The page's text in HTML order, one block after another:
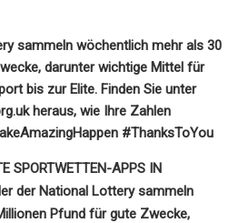
sammeln wöchentlich mehr als 30
darunter wichtige Mittel für
bis zur Elite. Finden Sie unter
heraus, wie Ihre Zahlen
#ThanksToYou
SPORTWETTEN-APPS IN
der National Lottery sammeln
Pfund für gute Zwecke,